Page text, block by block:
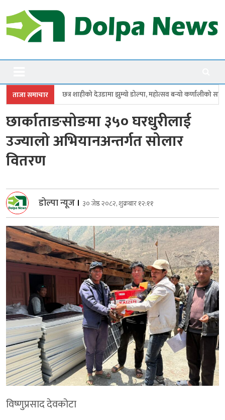
to
content
Dolpanews
ताजा समाचार
देउडामा झुम्यो डोल्पा, महोत्सव बन्यो कर्णालीको सांगीतिक उत्सव
छार्काताङसोङमा ३५० घरधुरीलाई
उज्यालो अभियानअन्तर्गत सोलार
वितरण
डोल्पा न्यूज । ३० जेष्ठ २०८२, शुक्रबार १२:११
विष्णुप्रसाद देवकोटा